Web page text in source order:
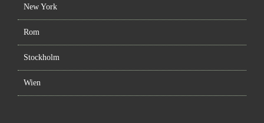
New York
Rom
Stockholm
Wien